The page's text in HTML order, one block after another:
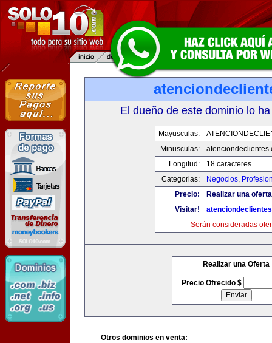
El dueño de este dominio lo
Mayusculas:
Minusculas:
Longitud:
18 caracteres
Categorias:
Negocios,
Precio:
Realizar una
Visitar!
Serán consideradas
Realizar una Oferta
Precio Ofrecido $
Otros dominios en venta: